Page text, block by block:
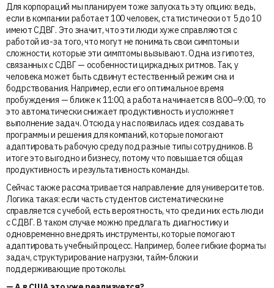
Для корпораций мы планируем тоже запускать эту опцию: ведь,
если в компании работает 100 человек, статистически от 5 до 10
имеют СДВГ. Это значит, что эти люди хуже справляются с
работой из-за того, что могут не понимать свои симптомы и
сложности, которые эти симптомы вызывают. Одна из гипотез,
связанных с СДВГ — особенности циркадных ритмов. Так, у
человека может быть сдвинут естественный режим сна и
бодрствования. Например, если его оптимальное время
пробуждения — ближе к 11:00, а работа начинается в 8:00–9:00, то
это автоматически снижает продуктивность и усложняет
выполнение задач. Отсюда у нас появилась идея: создавать
программы и решения для компаний, которые помогают
адаптировать рабочую среду под разные типы сотрудников. В
итоге это выгодно и бизнесу, потому что повышается общая
продуктивность и результативность команды.
Сейчас также рассматривается направление для университетов.
Логика такая: если часть студентов систематически не
справляется с учебой, есть вероятность, что среди них есть люди
с СДВГ. В таком случае можно предлагать диагностику и
одновременно внедрять инструменты, которые помогают
адаптировать учебный процесс. Например, более гибкие форматы
задач, структурирование нагрузки, тайм-блоки и
поддерживающие протоколы.